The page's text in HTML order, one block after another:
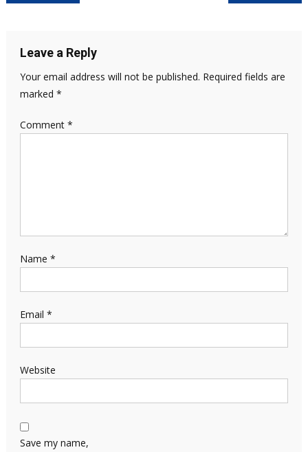
Leave a Reply
Your email address will not be published. Required fields are
marked *
Comment *
Name *
Email *
Website
Save my name,